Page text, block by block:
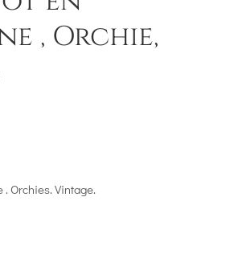
, Orchie,
Orchies. Vintage.